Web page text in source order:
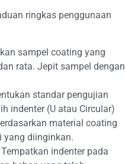
ringkas penggunaan
sampel coating yang
rata. Jepit sampel dengan
standar pengujian
indenter (U atau Circular)
material coating
yang diinginkan.
Tempatkan indenter pada